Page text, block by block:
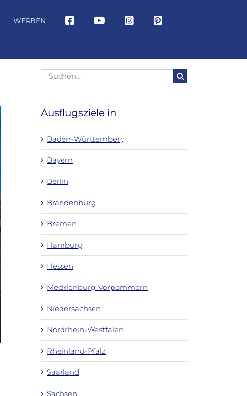
WERBEN
Suche
nach:
Ausflugsziele in
Baden-Württemberg
Bayern
Berlin
Brandenburg
Bremen
Hamburg
Hessen
Mecklenburg-Vorpommern
Niedersachsen
Nordrhein-Westfalen
Rheinland-Pfalz
Saarland
Sachsen